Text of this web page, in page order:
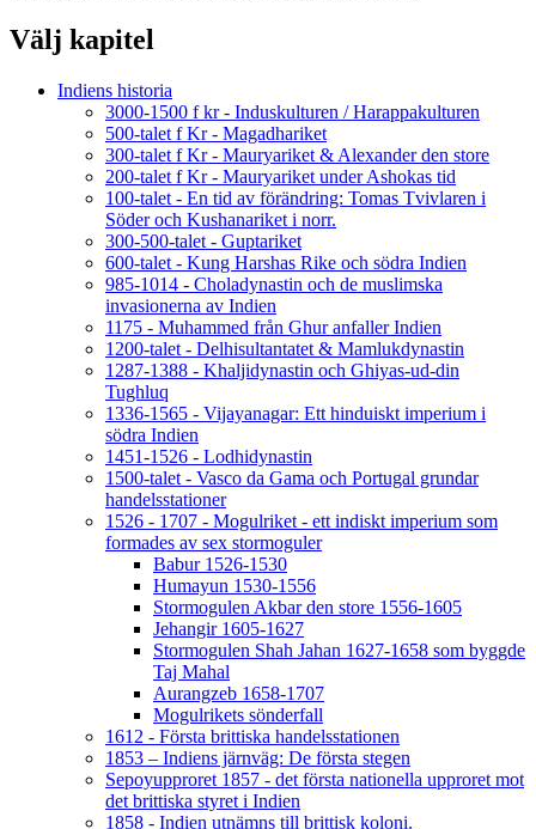
Välj kapitel
Indiens historia
3000-1500 f kr - Induskulturen / Harappakulturen
500-talet f Kr - Magadhariket
300-talet f Kr - Mauryariket & Alexander den store
200-talet f Kr - Mauryariket under Ashokas tid
100-talet - En tid av förändring: Tomas Tvivlaren i
Söder och Kushanariket i norr.
300-500-talet - Guptariket
600-talet - Kung Harshas Rike och södra Indien
985-1014 - Choladynastin och de muslimska
invasionerna av Indien
1175 - Muhammed från Ghur anfaller Indien
1200-talet - Delhisultantatet & Mamlukdynastin
1287-1388 - Khaljidynastin och Ghiyas-ud-din
Tughluq
1336-1565 - Vijayanagar: Ett hinduiskt imperium i
södra Indien
1451-1526 - Lodhidynastin
1500-talet - Vasco da Gama och Portugal grundar
handelsstationer
1526 - 1707 - Mogulriket - ett indiskt imperium som
formades av sex stormoguler
Babur 1526-1530
Humayun 1530-1556
Stormogulen Akbar den store 1556-1605
Jehangir 1605-1627
Stormogulen Shah Jahan 1627-1658 som byggde
Taj Mahal
Aurangzeb 1658-1707
Mogulrikets sönderfall
1612 - Första brittiska handelsstationen
1853 – Indiens järnväg: De första stegen
Sepoyupproret 1857 - det första nationella upproret mot
det brittiska styret i Indien
1858 - Indien utnämns till brittisk koloni.